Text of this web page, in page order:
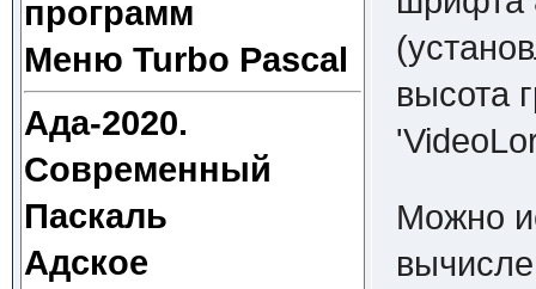
программ
Меню Turbo Pascal
Ада-2020.
Современный
Паскаль
Адское
высота
Можно